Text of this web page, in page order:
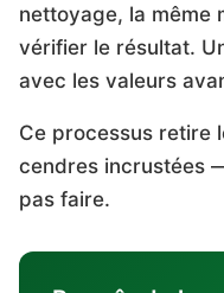
nettoyage, la même
vérifier le résultat.
avec les valeurs
Ce processus retire
cendres incrustées
pas faire.